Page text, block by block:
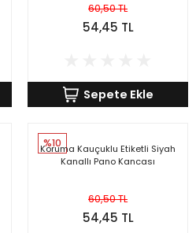
60,50 TL
54,45 TL
Sepete Ekle
%10
Koruma Kauçuklu Etiketli Siyah
Kanallı Pano Kancası
60,50 TL
54,45 TL